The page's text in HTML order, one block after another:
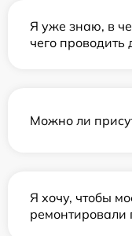
Я уже знаю, в
чего проводить
Можно ли
Я хочу, чтобы
ремонтировали